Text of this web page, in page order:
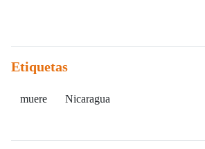
Etiquetas
muere Nicaragua